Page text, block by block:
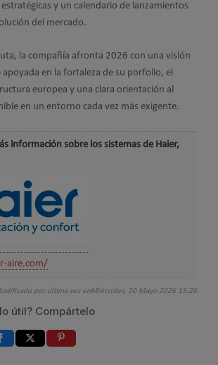
y un calendario de lanzamientos
del mercado.
la compañía afronta 2026 con una visión
en la fortaleza de su porfolio, el
europea y una clara orientación al
en un entorno cada vez más exigente.
información sobre los sistemas de Haier,
aire.com/
por última vez enMiércoles, 20 Mayo 2026 13:26
útil? Compártelo